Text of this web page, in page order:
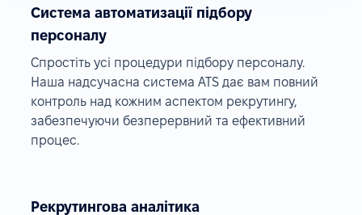
Система автоматизації підбору
персоналу
Спростіть усі процедури підбору персоналу.
Наша надсучасна система ATS дає вам повний
контроль над кожним аспектом рекрутингу,
забезпечуючи безперервний та ефективний
процес.
Рекрутингова аналітика